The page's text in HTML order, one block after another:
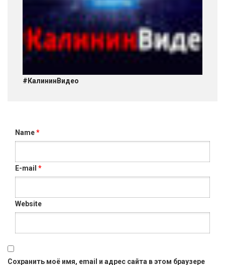
#КалининВидео
Name*
E-mail *
Website
Сохранить моё имя, email и адрес сайта в этом браузере